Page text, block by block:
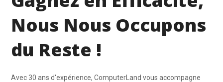
Nous Nous Occupons
du Reste !
Avec 30 ans d'expérience, ComputerLand vous accompagne